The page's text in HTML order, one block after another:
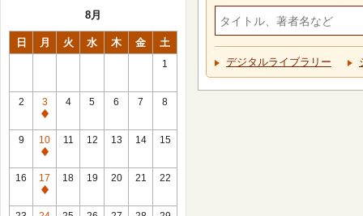
8月
日 月 火 水 木 金 土
1
2
3
休
館
日
4 5 6 7 8
9
10
休
館
日
11 12 13 14 15
16
17
休
館
18 19 20 21 22
デジタルライブラリー